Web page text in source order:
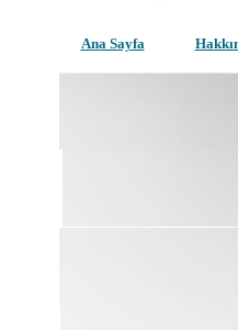
Ana Sayfa